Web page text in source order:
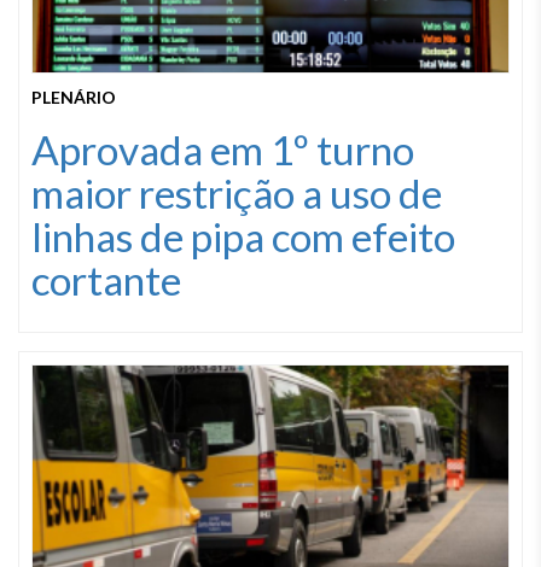
PLENÁRIO
Aprovada em 1º turno
maior restrição a uso de
linhas de pipa com efeito
cortante